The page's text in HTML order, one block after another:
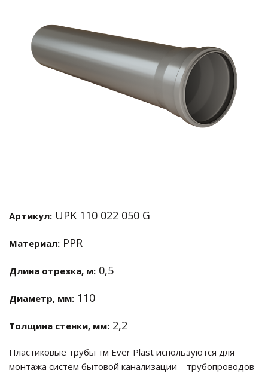
Артикул: UPK 110 022 050 G
Материал: PPR
Длина отрезка, м: 0,5
Диаметр, мм: 110
Толщина стенки, мм: 2,2
Пластиковые трубы тм Ever Plast используются для
монтажа систем бытовой канализации – трубопроводов